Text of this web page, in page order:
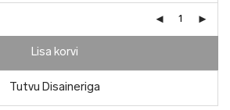
Lisa korvi
Tutvu Disaineriga